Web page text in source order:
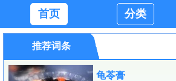
首页 分类
推荐词条
龟苓膏